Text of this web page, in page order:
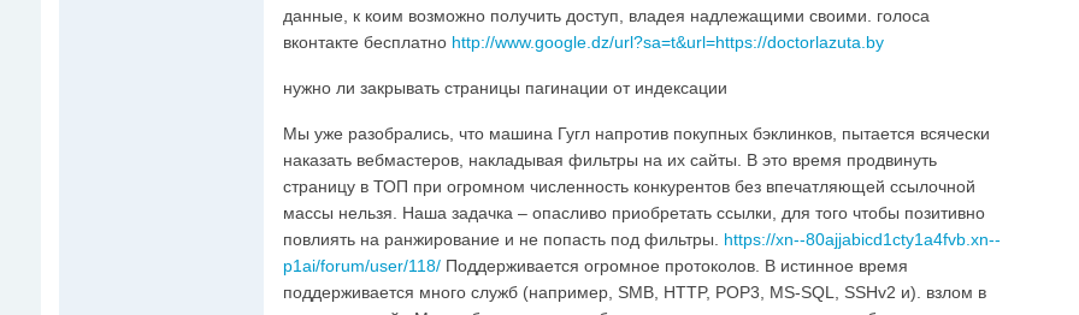
данные, к коим возможно получить доступ, владея надлежащими своими. голоса
вконтакте бесплатно http://www.google.dz/url?sa=t&url=https://doctorlazuta.by
нужно ли закрывать страницы пагинации от индексации
Мы уже разобрались, что машина Гугл напротив покупных бэклинков, пытается всячески
наказать вебмастеров, накладывая фильтры на их сайты. В это время продвинуть
страницу в ТОП при огромном численность конкурентов без впечатляющей ссылочной
массы нельзя. Наша задачка – опасливо приобретать ссылки, для того чтобы позитивно
повлиять на ранжирование и не попасть под фильтры. https://xn--80ajjabicd1cty1a4fvb.xn--
p1ai/forum/user/118/Поддерживается огромное протоколов. В истинное время
поддерживается много служб (например, SMB, HTTP, POP3, MS-SQL, SSHv2 и). взлом в